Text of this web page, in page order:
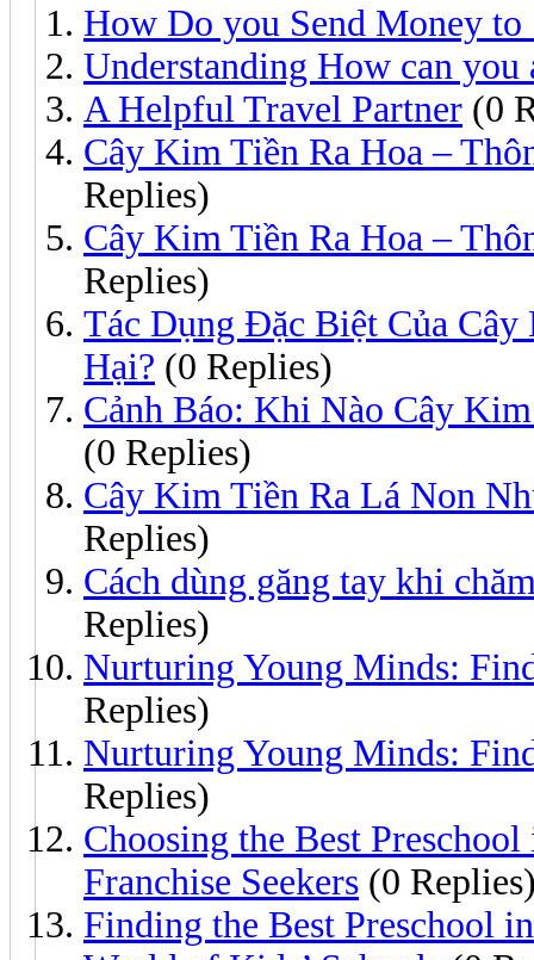
How Do you Send Money to
Understanding How can you
A Helpful Travel Partner (0
Cây Kim Tiền Ra Hoa –
Replies)
Cây Kim Tiền Ra Hoa –
Replies)
Tác Dụng Đặc Biệt Của
Hại? (0 Replies)
Cảnh Báo: Khi Nào Cây
(0 Replies)
Cây Kim Tiền Ra Lá Non
Replies)
Cách dùng găng tay khi
Replies)
Nurturing Young Minds:
Replies)
Nurturing Young Minds:
Replies)
Choosing the Best
Franchise Seekers (0
Finding the Best Preschool